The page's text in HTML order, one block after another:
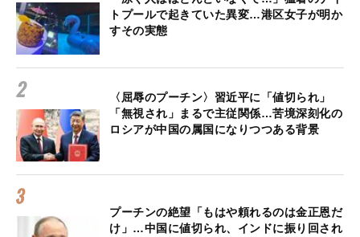
トプールで起きていた異変…港区女子が明か
すその実態
〈屈辱のプーチン〉習近平に「値切られ」
「無視され」まるで主従関係…苦境深刻化の
ロシアが中国の属国になりつつある背景
プーチンの絶望「もはや頼れるのは金正恩だ
け」…中国に値切られ、インドに振り回され